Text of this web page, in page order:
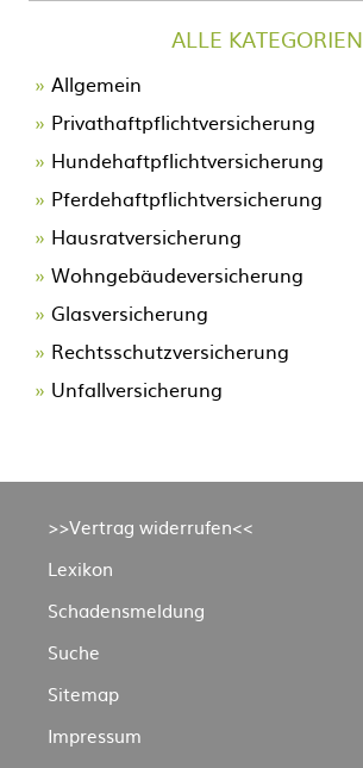
ALLE KATEGORIEN
Allgemein
Privathaftpflichtversicherung
Hundehaftpflichtversicherung
Pferdehaftpflichtversicherung
Hausratversicherung
Wohngebäudeversicherung
Glasversicherung
Rechtsschutzversicherung
Unfallversicherung
>>Vertrag widerrufen<<
Lexikon
Schadensmeldung
Suche
Sitemap
Impressum